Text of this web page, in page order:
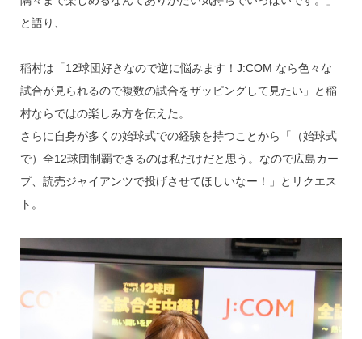
と語り、
稲村は「12球団好きなので逆に悩みます！J:COM なら色々な
試合が見られるので複数の試合をザッピングして見たい」と稲
村ならではの楽しみ方を伝えた。
さらに自身が多くの始球式での経験を持つことから「（始球式
で）全12球団制覇できるのは私だけだと思う。なので広島カー
プ、読売ジャイアンツで投げさせてほしいなー！」とリクエス
ト。